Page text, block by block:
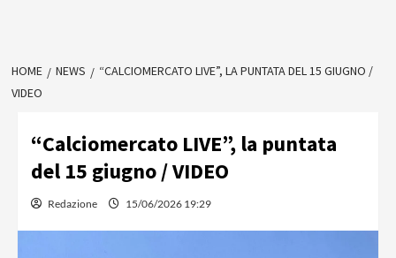
HOME NEWS
“CALCIOMERCATO LIVE”, LA PUNTATA DEL 15 GIUGNO /
VIDEO
“Calciomercato LIVE”, la puntata
del 15 giugno / VIDEO
Redazione 15/06/2026 19:29